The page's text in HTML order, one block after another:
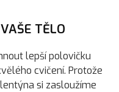
TĚLO
lepší polovičku
cvičení. Protože
si zasloužíme